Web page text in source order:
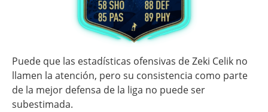
Puede que las estadísticas ofensivas de Zeki Celik no
llamen la atención, pero su consistencia como parte
de la mejor defensa de la liga no puede ser
subestimada.